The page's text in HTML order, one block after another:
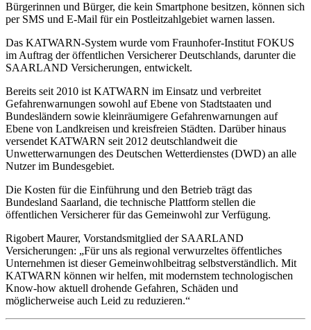
Bürgerinnen und Bürger, die kein Smartphone besitzen, können sich
per SMS und E-Mail für ein Postleitzahlgebiet warnen lassen.
Das KATWARN-System wurde vom Fraunhofer-Institut FOKUS
im Auftrag der öffentlichen Versicherer Deutschlands, darunter die
SAARLAND Versicherungen, entwickelt.
Bereits seit 2010 ist KATWARN im Einsatz und verbreitet
Gefahrenwarnungen sowohl auf Ebene von Stadtstaaten und
Bundesländern sowie kleinräumigere Gefahrenwarnungen auf
Ebene von Landkreisen und kreisfreien Städten. Darüber hinaus
versendet KATWARN seit 2012 deutschlandweit die
Unwetterwarnungen des Deutschen Wetterdienstes (DWD) an alle
Nutzer im Bundesgebiet.
Die Kosten für die Einführung und den Betrieb trägt das
Bundesland Saarland, die technische Plattform stellen die
öffentlichen Versicherer für das Gemeinwohl zur Verfügung.
Rigobert Maurer, Vorstandsmitglied der SAARLAND
Versicherungen: „Für uns als regional verwurzeltes öffentliches
Unternehmen ist dieser Gemeinwohlbeitrag selbstverständlich. Mit
KATWARN können wir helfen, mit modernstem technologischen
Know-how aktuell drohende Gefahren, Schäden und
möglicherweise auch Leid zu reduzieren.“